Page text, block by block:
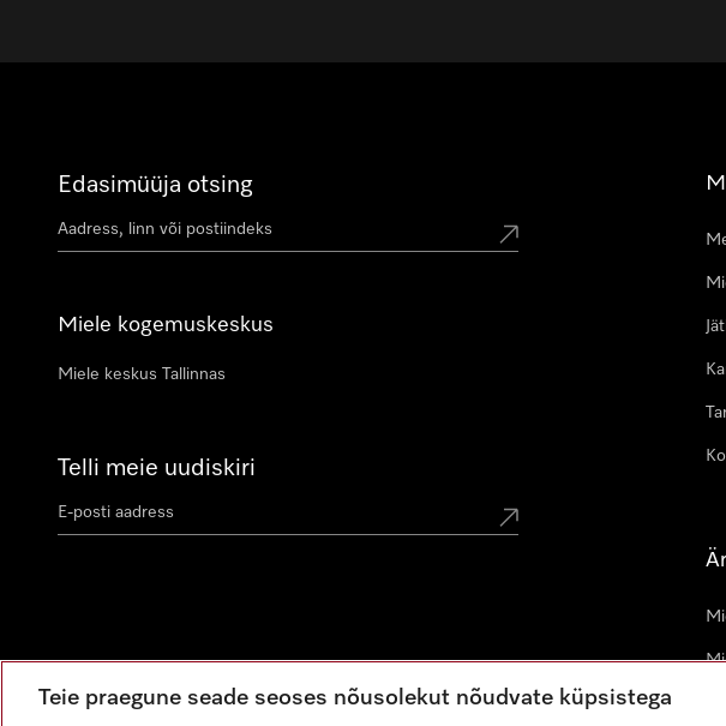
Edasimüüja otsing
Miele kogemuskeskus
Miele keskus Tallinnas
Telli meie uudiskiri
Teie praegune seade seoses nõusolekut nõudvate küpsistega